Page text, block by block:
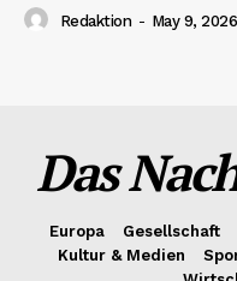
Redaktion - May 9, 2026
Das
Europa Gesellschaft
Kultur & Medien